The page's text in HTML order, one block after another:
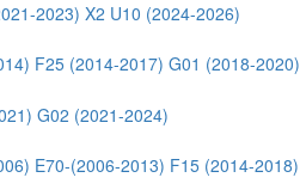
2023) X2 U10 (2024-2026)
F25 (2014-2017) G01 (2018-2020)
G02 (2021-2024)
E70-(2006-2013) F15 (2014-2018)